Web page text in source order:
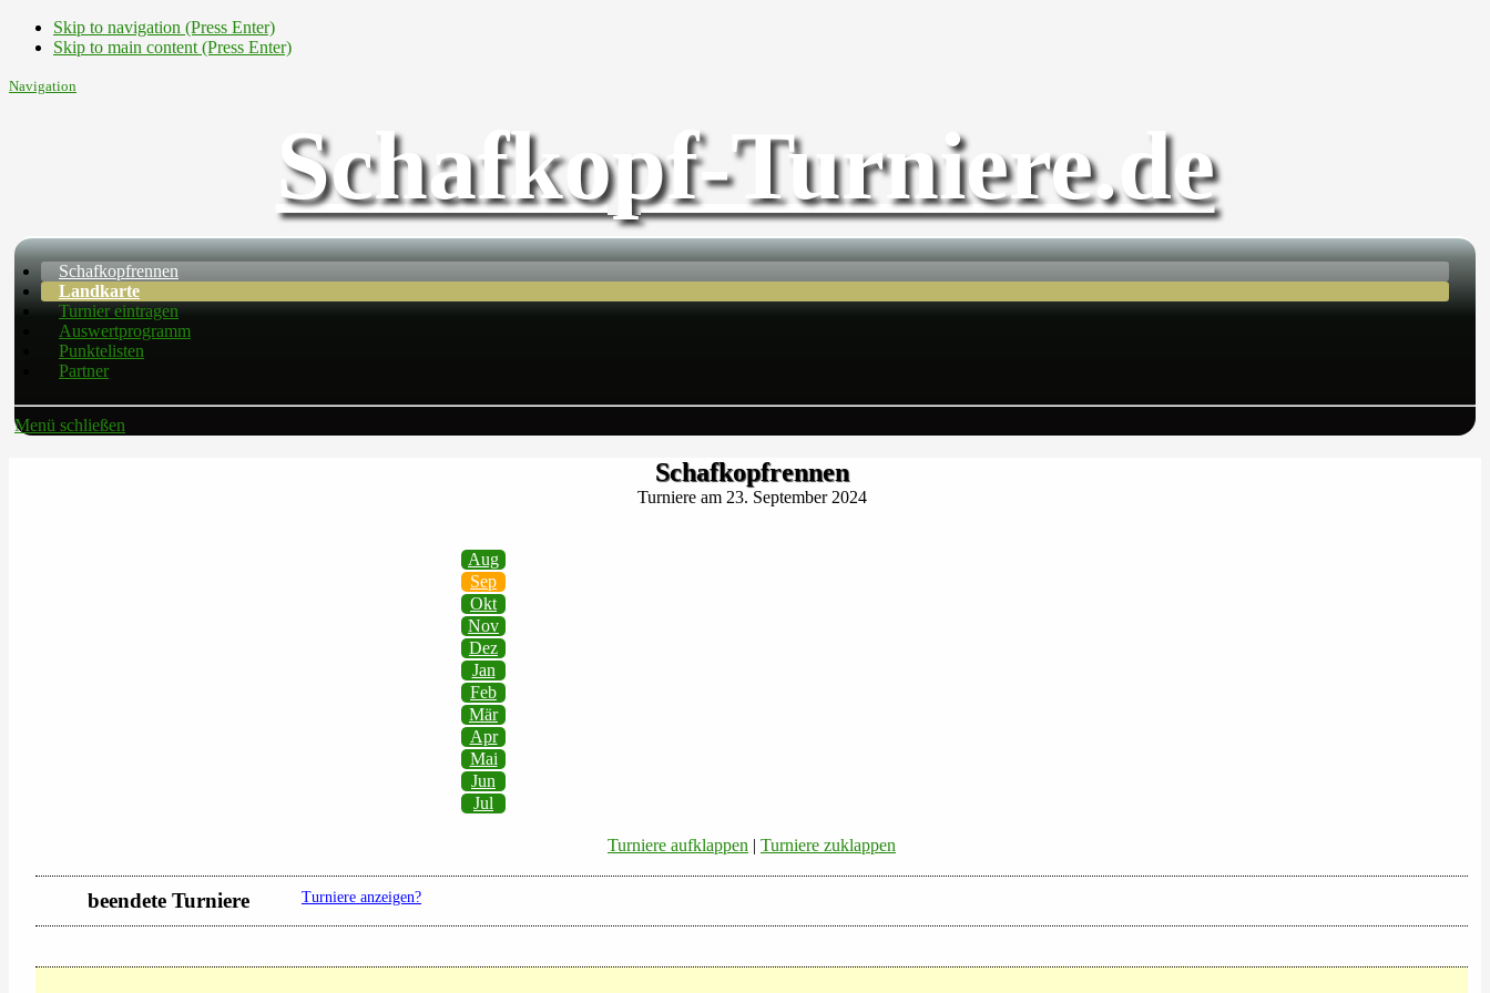
Skip to navigation (Press Enter)
Skip to main content (Press Enter)
Navigation
Schafkopf-Turniere.de
Schafkopfrennen
Landkarte
Turnier eintragen
Auswertprogramm
Punktelisten
Partner
Menü schließen
Schafkopfrennen
Turniere am 23. September 2024
Aug
Sep
Okt
Nov
Dez
Jan
Feb
Mär
Apr
Mai
Jun
Jul
Turniere aufklappen | Turniere zuklappen
beendete Turniere Turniere anzeigen?